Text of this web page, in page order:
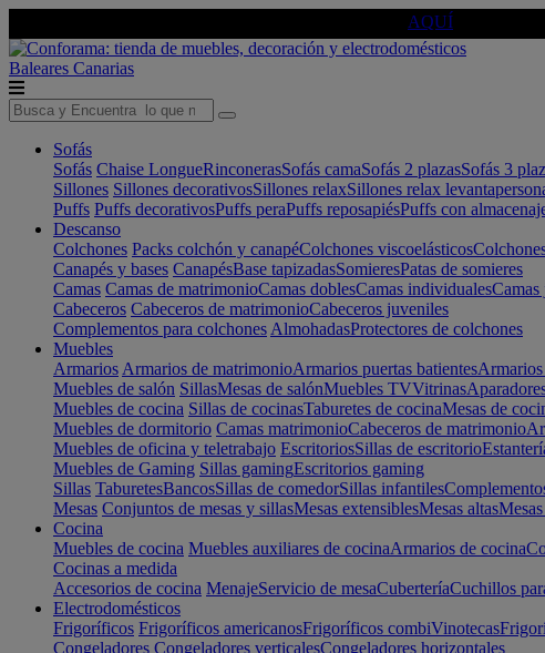
AQUÍ
Baleares Canarias
Sofás
Sofás Chaise LongueRinconerasSofás camaSofás 2 plazasSofás 3
Sillones Sillones decorativosSillones relaxSillones relax
Puffs Puffs decorativosPuffs peraPuffs reposapiésPuffs con
Descanso
Colchones Packs colchón y canapéColchones viscoelásticos
Canapés y bases CanapésBase tapizadasSomieresPatas de somieres
Camas Camas de matrimonioCamas doblesCamas individualesCamas
Cabeceros Cabeceros de matrimonioCabeceros juveniles
Complementos para colchones AlmohadasProtectores de colchones
Muebles
Armarios Armarios de matrimonioArmarios puertas batientesArmarios
Muebles de salón SillasMesas de salónMuebles TVVitrinas
Muebles de cocina Sillas de cocinasTaburetes de cocinaMesas de
Muebles de dormitorio Camas matrimonioCabeceros de matrimonio
Muebles de oficina y teletrabajo EscritoriosSillas de escritorio
Muebles de Gaming Sillas gamingEscritorios gaming
Sillas TaburetesBancosSillas de comedorSillas infantiles
Mesas Conjuntos de mesas y sillasMesas extensiblesMesas altas
Cocina
Muebles de cocina Muebles auxiliares de cocinaArmarios de cocina
Cocinas a medida
Accesorios de cocina MenajeServicio de mesaCuberteríaCuchillos
Electrodomésticos
Frigoríficos Frigoríficos americanosFrigoríficos combiVinotecas
Congeladores Congeladores verticalesCongeladores horizontales